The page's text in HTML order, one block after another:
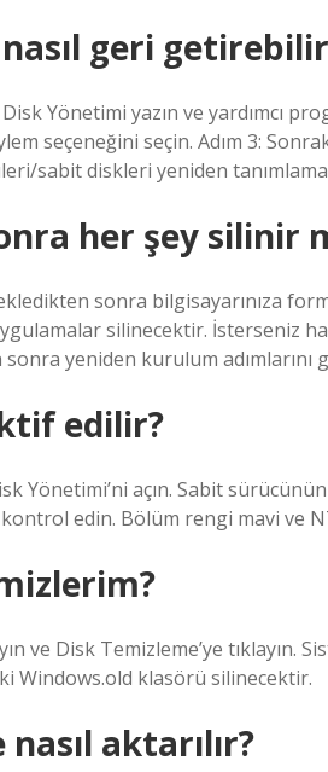
geri
Yönetimi yazın ve yardımcı
seçeneğini seçin. Adım 3:
sabit diskleri yeniden
her şey silinir
sonra bilgisayarınıza
silinecektir. İsterseniz
yeniden kurulum adımlarını
edilir?
Yönetimi’ni açın. Sabit
edin. Bölüm rengi mavi ve
ve Disk Temizleme’ye tıklayın.
Windows.old klasörü silinecektir.
nasıl aktarılır?